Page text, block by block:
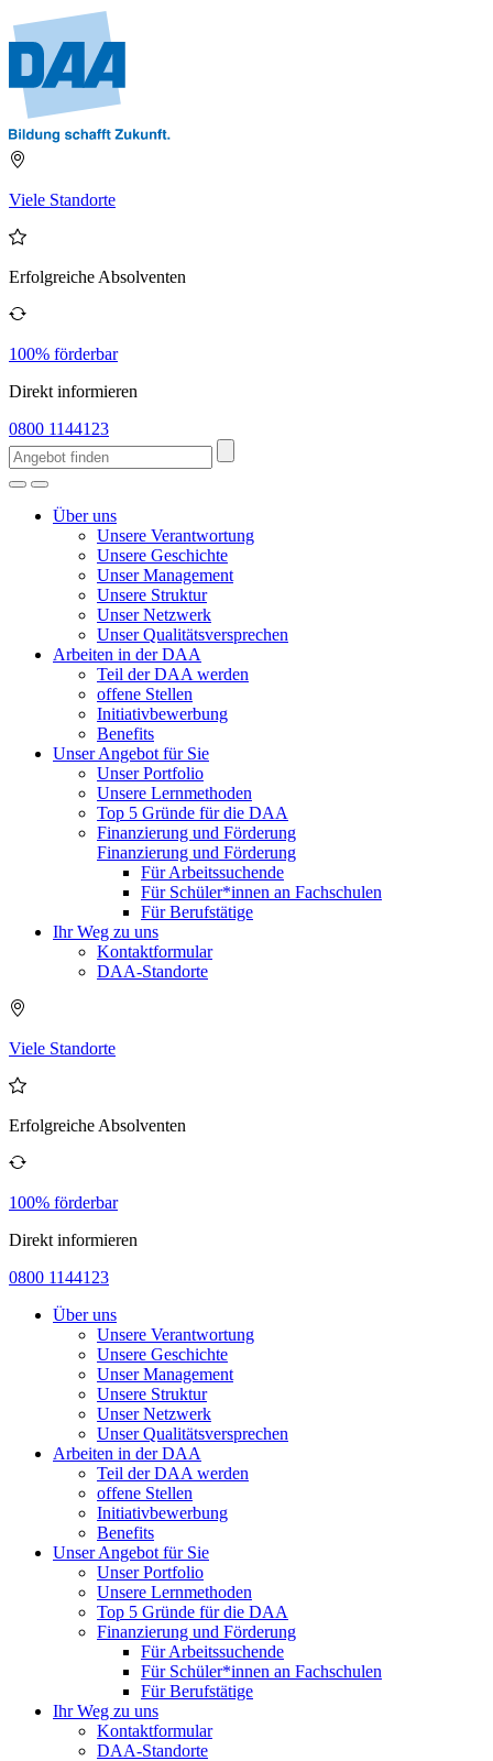
Viele Standorte
Erfolgreiche Absolventen
100% förderbar
Direkt informieren
0800 1144123
Über uns
Unsere Verantwortung
Unsere Geschichte
Unser Management
Unsere Struktur
Unser Netzwerk
Unser Qualitätsversprechen
Arbeiten in der DAA
Teil der DAA werden
offene Stellen
Initiativbewerbung
Benefits
Unser Angebot für Sie
Unser Portfolio
Unsere Lernmethoden
Top 5 Gründe für die DAA
Finanzierung und Förderung
Finanzierung und Förderung
Für Arbeitssuchende
Für Schüler*innen an Fachschulen
Für Berufstätige
Ihr Weg zu uns
Kontaktformular
DAA-Standorte
Viele Standorte
Erfolgreiche Absolventen
100% förderbar
Direkt informieren
0800 1144123
Über uns
Unsere Verantwortung
Unsere Geschichte
Unser Management
Unsere Struktur
Unser Netzwerk
Unser Qualitätsversprechen
Arbeiten in der DAA
Teil der DAA werden
offene Stellen
Initiativbewerbung
Benefits
Unser Angebot für Sie
Unser Portfolio
Unsere Lernmethoden
Top 5 Gründe für die DAA
Finanzierung und Förderung
Für Arbeitssuchende
Für Schüler*innen an Fachschulen
Für Berufstätige
Ihr Weg zu uns
Kontaktformular
DAA-Standorte